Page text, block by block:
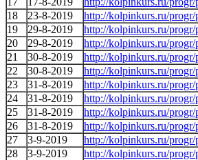
18
23-8-2019
http://kolpinkurs.ru/progr/
19
29-8-2019
http://kolpinkurs.ru/progr/
20
29-8-2019
http://kolpinkurs.ru/progr/
21
30-8-2019
http://kolpinkurs.ru/progr/
22
30-8-2019
http://kolpinkurs.ru/progr/
23
31-8-2019
http://kolpinkurs.ru/progr/
24
31-8-2019
http://kolpinkurs.ru/progr/
25
31-8-2019
http://kolpinkurs.ru/progr/
26
31-8-2019
http://kolpinkurs.ru/progr/
27
3-9-2019
http://kolpinkurs.ru/progr/
28
3-9-2019
http://kolpinkurs.ru/progr/